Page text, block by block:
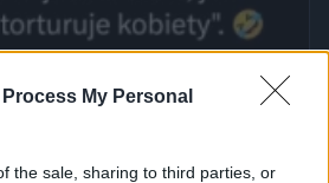
My Personal
the sale, sharing to third parties, or